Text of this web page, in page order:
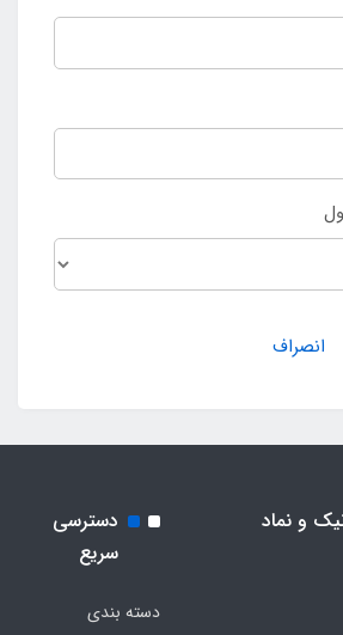
انصراف
و نماد
دسترسی
سریع
دسته بندی